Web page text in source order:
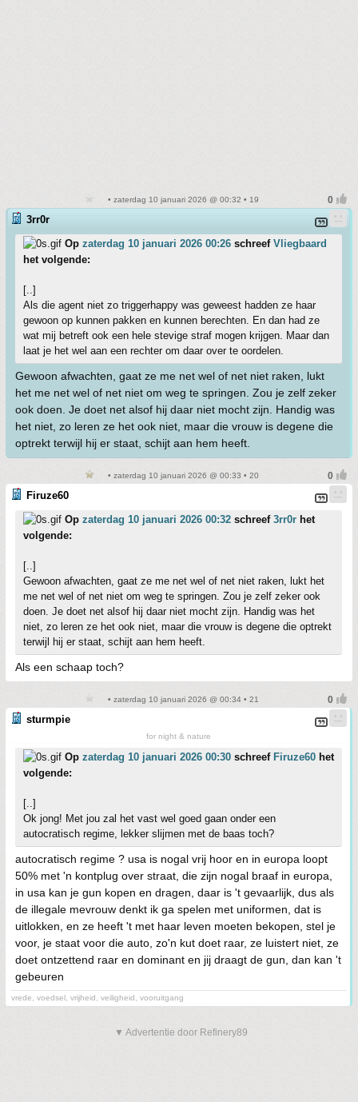
• zaterdag 10 januari 2026 @ 00:32 • 19
3rr0r
Op zaterdag 10 januari 2026 00:26 schreef Vliegbaard
het volgende:
[..]
Als die agent niet zo triggerhappy was geweest hadden ze haar
gewoon op kunnen pakken en kunnen berechten. En dan had ze
wat mij betreft ook een hele stevige straf mogen krijgen. Maar dan
laat je het wel aan een rechter om daar over te oordelen.
Gewoon afwachten, gaat ze me net wel of net niet raken, lukt
het me net wel of net niet om weg te springen. Zou je zelf zeker
ook doen. Je doet net alsof hij daar niet mocht zijn. Handig was
het niet, zo leren ze het ook niet, maar die vrouw is degene die
optrekt terwijl hij er staat, schijt aan hem heeft.
• zaterdag 10 januari 2026 @ 00:33 • 20
Firuze60
Op zaterdag 10 januari 2026 00:32 schreef 3rr0r het
volgende:
[..]
Gewoon afwachten, gaat ze me net wel of net niet raken, lukt het
me net wel of net niet om weg te springen. Zou je zelf zeker ook
doen. Je doet net alsof hij daar niet mocht zijn. Handig was het
niet, zo leren ze het ook niet, maar die vrouw is degene die optrekt
terwijl hij er staat, schijt aan hem heeft.
Als een schaap toch?
• zaterdag 10 januari 2026 @ 00:34 • 21
sturmpie
for night & nature
Op zaterdag 10 januari 2026 00:30 schreef Firuze60 het
volgende:
[..]
Ok jong! Met jou zal het vast wel goed gaan onder een
autocratisch regime, lekker slijmen met de baas toch?
autocratisch regime ? usa is nogal vrij hoor en in europa loopt
50% met 'n kontplug over straat, die zijn nogal braaf in europa,
in usa kan je gun kopen en dragen, daar is 't gevaarlijk, dus als
de illegale mevrouw denkt ik ga spelen met uniformen, dat is
uitlokken, en ze heeft 't met haar leven moeten bekopen, stel je
voor, je staat voor die auto, zo'n kut doet raar, ze luistert niet, ze
doet ontzettend raar en dominant en jij draagt de gun, dan kan 't
gebeuren
vrede, voedsel, vrijheid, veiligheid, vooruitgang
▼ Advertentie door Refinery89